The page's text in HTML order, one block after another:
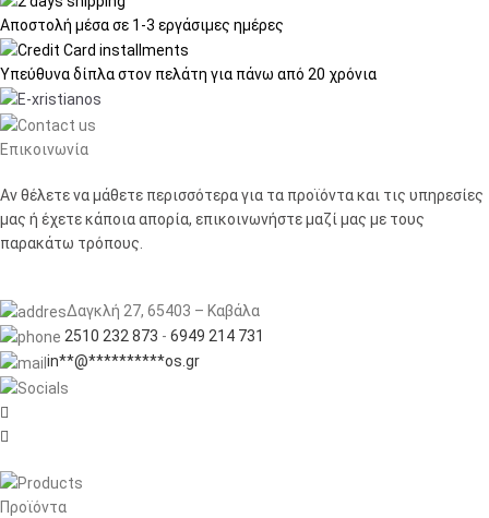
Αποστολή μέσα σε 1-3 εργάσιμες ημέρες
Υπεύθυνα δίπλα στον πελάτη για πάνω από 20 χρόνια
Επικοινωνία
Αν θέλετε να μάθετε περισσότερα για τα προϊόντα και τις υπηρεσίες
μας ή έχετε κάποια απορία, επικοινωνήστε μαζί μας με τους
παρακάτω τρόπους.
Δαγκλή 27, 65403 – Καβάλα
2510 232 873 - 6949 214 731
in**@**********os.gr


Προϊόντα